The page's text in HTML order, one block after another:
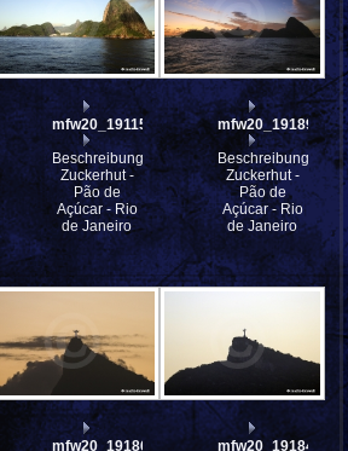
mfw20_191153
Beschreibung:
Zuckerhut -
Pão de
Açúcar - Rio
de Janeiro
mfw20_191896
Beschreibung:
Zuckerhut -
Pão de
Açúcar - Rio
de Janeiro
mfw20_191866
mfw20_191841